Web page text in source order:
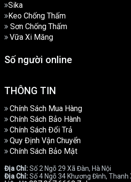
Sika
Keo Chống Thấm
Sơn Chống Thấm
Vữa Xi Măng
Số người online
THÔNG TIN
Chính Sách Mua Hàng
Chính Sách Bảo Hành
Chính Sách Đổi Trả
Quy Định Vận Chuyển
Chính Sách Bảo Mật
Địa Chỉ:Số 2 Ngõ 29 Xã Đàn, Hà Nội
Địa Chỉ:Số 4 Ngõ 34 Khương Đình, Thanh